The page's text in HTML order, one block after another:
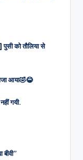
को तौलिया से
आया🤣😂
गयी.